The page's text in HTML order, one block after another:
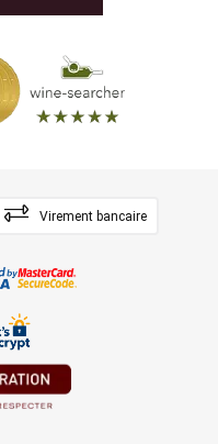
Virement bancaire